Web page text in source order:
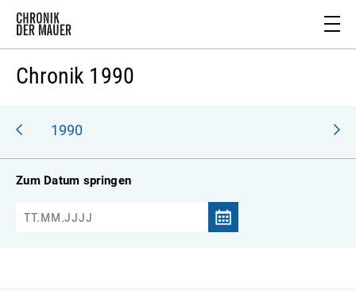
Chronik 1990
1990
Zum Datum springen